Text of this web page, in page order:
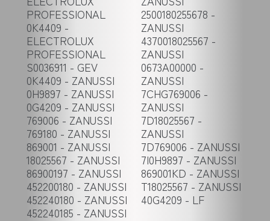
PROFESSIONAL
0K4409 -
ELECTROLUX
PROFESSIONAL
S0036911 - GEV
0K4409 - ZANUSSI
0H9897 - ZANUSSI
0G4209 - ZANUSSI
769006 - ZANUSSI
769180 - ZANUSSI
869001 - ZANUSSI
18025567 - ZANUSSI
86900197 - ZANUSSI
452200180 - ZANUSSI
452240180 - ZANUSSI
452240185 - ZANUSSI
2500180255678 -
ZANUSSI
4370018025567 -
ZANUSSI
0673A00000 -
ZANUSSI
7CHG769006 -
ZANUSSI
7D18025567 -
ZANUSSI
7D769006 - ZANUSSI
7I0H9897 - ZANUSSI
869001KD - ZANUSSI
T18025567 - ZANUSSI
40G4209 - LF